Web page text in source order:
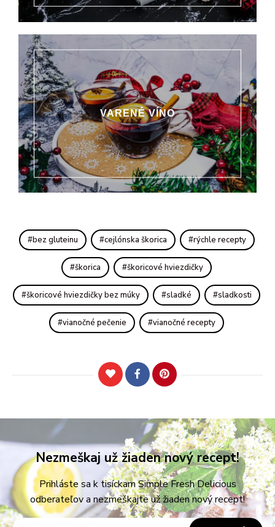
VARENÉ VÍNO
bez gluteinu cejlónska škorica rýchle recepty
škorica škoricové hviezdičky
škoricové hviezdičky bez múky sladké sladkosti
vianočné pečenie vianočné recepty
Nezmeškaj už žiaden nový recept!
Prihláste sa k tisíckam Simple Fresh Delicious
odberateľov a nezmeškajte už žiaden nový recept!